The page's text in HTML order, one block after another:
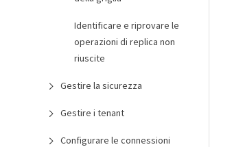
Identificare e riprovare le
operazioni di replica non
riuscite
Gestire la sicurezza
Gestire i tenant
Configurare le connessioni